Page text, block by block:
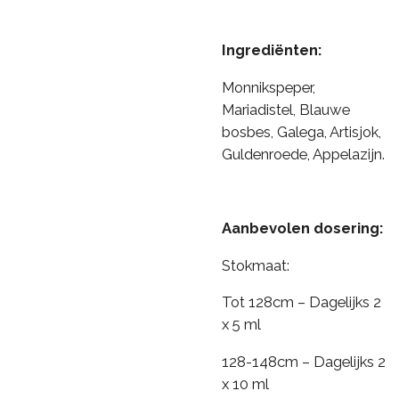
Ingrediënten:
Monnikspeper,
Mariadistel, Blauwe
bosbes, Galega, Artisjok,
Guldenroede, Appelazijn.
Aanbevolen dosering:
Stokmaat:
Tot 128cm – Dagelijks 2
x 5 ml
128-148cm – Dagelijks 2
x 10 ml